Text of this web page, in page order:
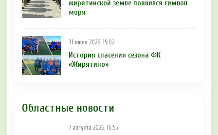
жирятинской земле появился символ
моря
31 июля 2026, 15:02
История спасения сезона ФК
«Жирятино»
Областные новости
7 августа 2026, 16:55